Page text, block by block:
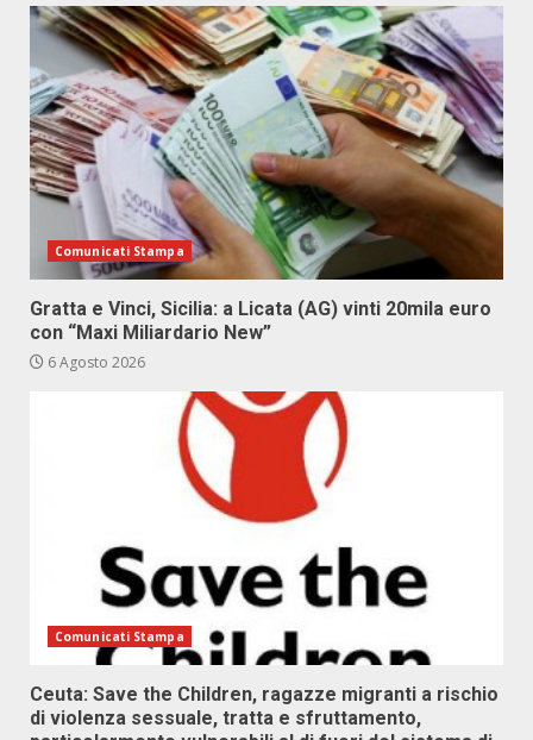
Comunicati Stampa
Gratta e Vinci, Sicilia: a Licata (AG) vinti 20mila euro
con “Maxi Miliardario New”
6 Agosto 2026
Comunicati Stampa
Ceuta: Save the Children, ragazze migranti a rischio
di violenza sessuale, tratta e sfruttamento,